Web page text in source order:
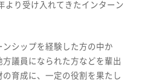
より受け入れてきたインターン
シップを経験した方の中か
議員になられた方などを輩出
育成に、一定の役割を果たし